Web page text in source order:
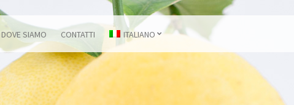
DOVE SIAMO CONTATTI ITALIANO